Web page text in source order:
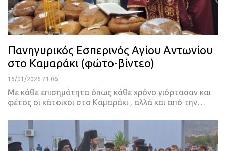
Πανηγυρικός Εσπερινός Αγίου Αντωνίου
στο Καμαράκι (φώτο-βίντεο)
16/01/2026 21:06
Με κάθε επισημότητα όπως κάθε χρόνο γιόρτασαν και
φέτος οι κάτοικοι στο Καμαράκι , αλλά και από την…